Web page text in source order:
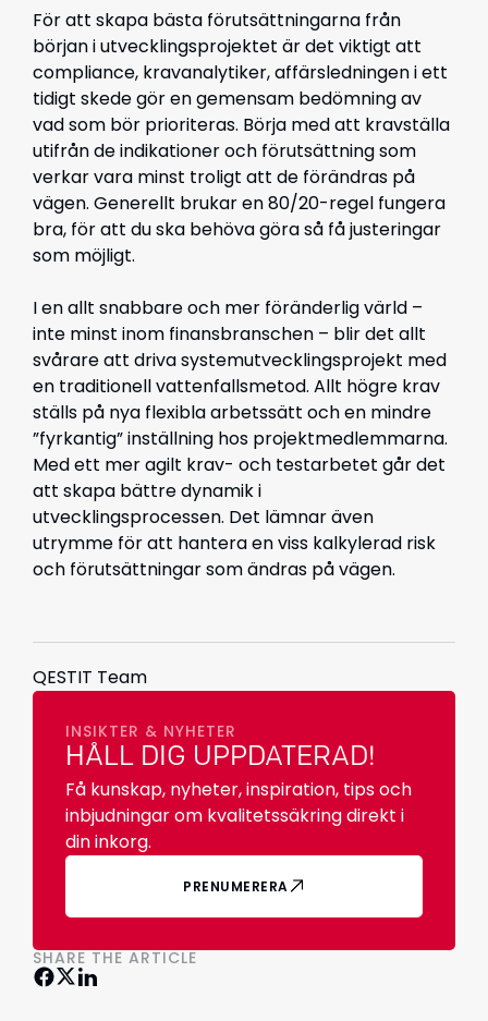
För att skapa bästa förutsättningarna från
början i utvecklingsprojektet är det viktigt att
compliance, kravanalytiker, affärsledningen i ett
tidigt skede gör en gemensam bedömning av
vad som bör prioriteras. Börja med att kravställa
utifrån de indikationer och förutsättning som
verkar vara minst troligt att de förändras på
vägen. Generellt brukar en 80/20-regel fungera
bra, för att du ska behöva göra så få justeringar
som möjligt.
I en allt snabbare och mer föränderlig värld –
inte minst inom finansbranschen – blir det allt
svårare att driva systemutvecklingsprojekt med
en traditionell vattenfallsmetod. Allt högre krav
ställs på nya flexibla arbetssätt och en mindre
”fyrkantig” inställning hos projektmedlemmarna.
Med ett mer agilt krav- och testarbetet går det
att skapa bättre dynamik i
utvecklingsprocessen. Det lämnar även
utrymme för att hantera en viss kalkylerad risk
och förutsättningar som ändras på vägen.
QESTIT Team
INSIKTER & NYHETER
HÅLL DIG UPPDATERAD!
Få kunskap, nyheter, inspiration, tips och
inbjudningar om kvalitetssäkring direkt i
din inkorg.
PRENUMERERA
SHARE THE ARTICLE